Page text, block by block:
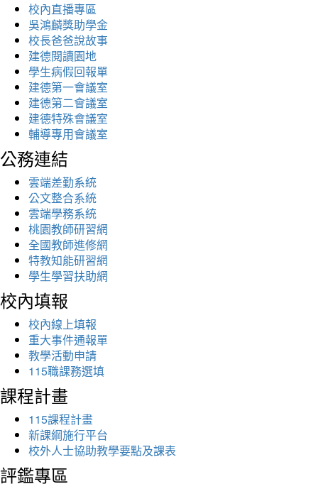
校內直播專區
吳鴻麟獎助學金
校長爸爸說故事
建德閱讀園地
學生病假回報單
建德第一會議室
建德第二會議室
建德特殊會議室
輔導專用會議室
公務連結
雲端差勤系統
公文整合系統
雲端學務系統
桃園教師研習網
全國教師進修網
特教知能研習網
學生學習扶助網
校內填報
校內線上填報
重大事件通報單
教學活動申請
115職課務選填
課程計畫
115課程計畫
新課綱施行平台
校外人士協助教學要點及課表
評鑑專區